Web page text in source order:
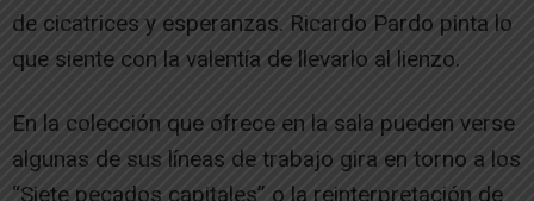
de cicatrices y esperanzas. Ricardo Pardo pinta lo
que siente con la valentía de llevarlo al lienzo.
En la colección que ofrece en la sala pueden verse
algunas de sus líneas de trabajo gira en torno a los
“Siete pecados capitales” o la reinterpretación de